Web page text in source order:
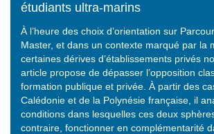
étudiants ultra-marins
À l’heure des choix d’orientation sur
Master, et dans un contexte marqué par la
certaines dérives d’établissements privés
article propose de dépasser l’opposition
formation publique et privée. À partir des
Calédonie et de la Polynésie française, il
conditions dans lesquelles ces deux
contraire, fonctionner en complémentarité